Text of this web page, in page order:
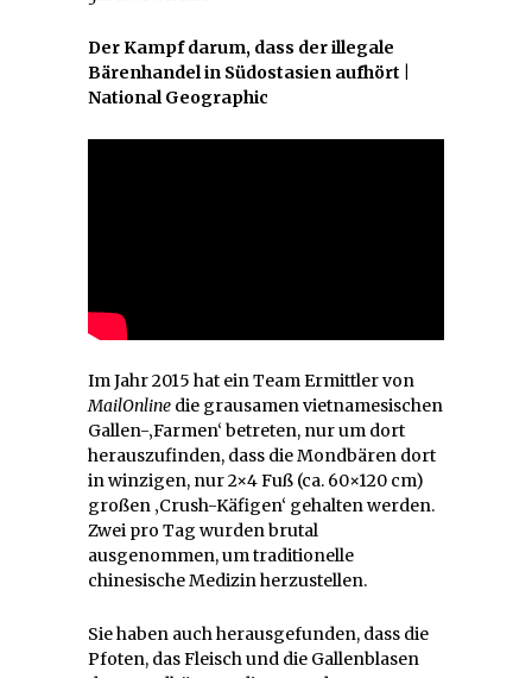
Der Kampf darum, dass der illegale
Bärenhandel in Südostasien aufhört |
National Geographic
Im Jahr 2015 hat ein Team Ermittler von
MailOnline die grausamen vietnamesischen
Gallen-‚Farmen‘ betreten, nur um dort
herauszufinden, dass die Mondbären dort
in winzigen, nur 2×4 Fuß (ca. 60×120 cm)
großen ‚Crush-Käfigen‘ gehalten werden.
Zwei pro Tag wurden brutal
ausgenommen, um traditionelle
chinesische Medizin herzustellen.
Sie haben auch herausgefunden, dass die
Pfoten, das Fleisch und die Gallenblasen